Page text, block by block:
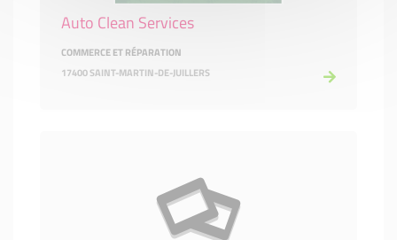
Auto Clean Services
COMMERCE ET RÉPARATION
17400 SAINT-MARTIN-DE-JUILLERS